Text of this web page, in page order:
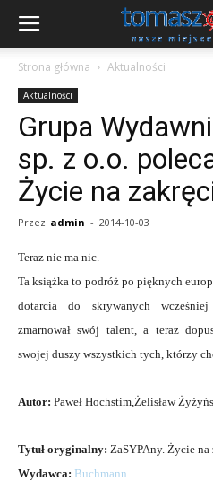
Strona główna Aktualności
Aktualności
Grupa
sp. z o.o.
Życie na
Przez admin - 2014-10-03
Teraz nie ma nic.
Ta książka to podróż po pięknych
dotarcia do skrywanych
zmarnował swój talent, a teraz
swojej duszy wszystkich tych, którzy
Autor: Paweł Hochstim,Żelisław
Tytuł oryginalny: ZaSYPAny. Życie na
Wydawca: Buchmann